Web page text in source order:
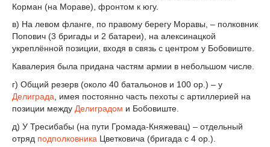
Корман (на Мораве), фронтом к югу.
в) На левом фланге, по правому берегу Моравы, – полковник
Попович (3 бригады и 2 батареи), на алексинацкой
укреплённой позиции, входя в связь с центром у Бобовиште.
Кавалерия была придана частям армии в небольшом числе.
г) Общий резерв (около 40 батальонов и 100 ор.) – у
Делиграда , имея постоянно часть пехоты с артиллерией на
позиции между Делиградом и Бобовиште.
д) У Тресибабы (на пути Громада-Княжевац) – отдельный
отряд подполковника Цветковича (бригада с 4 ор.).